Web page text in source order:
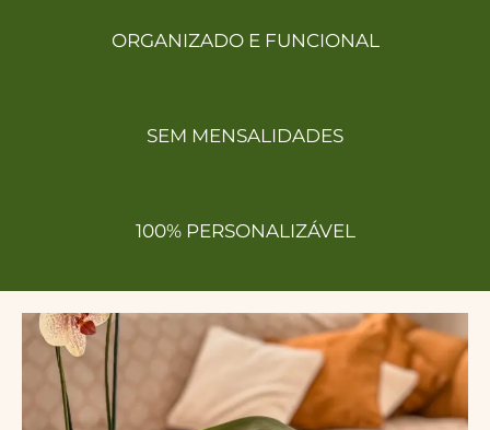
ORGANIZADO E FUNCIONAL
SEM MENSALIDADES
100% PERSONALIZÁVEL